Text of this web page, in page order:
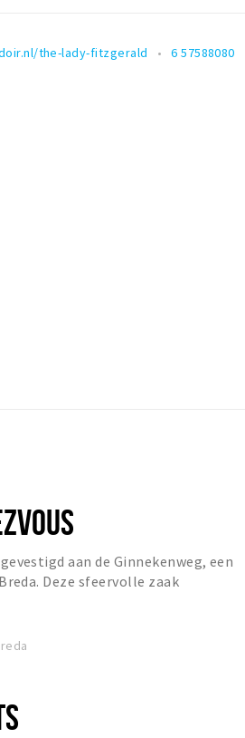
the-lady-fitzgerald 6 57588080
aan de Ginnekenweg, een
Deze sfeervolle zaak